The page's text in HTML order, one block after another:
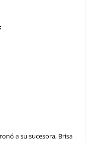
a su sucesora, Brisa